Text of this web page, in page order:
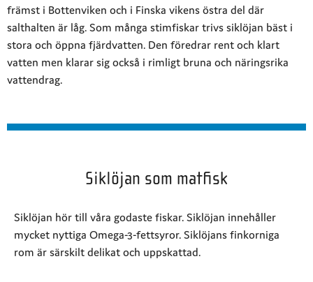
främst i Bottenviken och i Finska vikens östra del där
salthalten är låg. Som många stimfiskar trivs siklöjan bäst i
stora och öppna fjärdvatten. Den föredrar rent och klart
vatten men klarar sig också i rimligt bruna och näringsrika
vattendrag.
Siklöjan som matfisk
Siklöjan hör till våra godaste fiskar. Siklöjan innehåller
mycket nyttiga Omega-3-fettsyror. Siklöjans finkorniga
rom är särskilt delikat och uppskattad.